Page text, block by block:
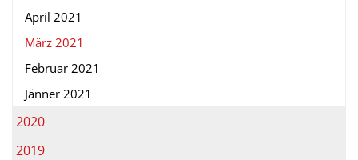
April 2021
März 2021
Februar 2021
Jänner 2021
2020
2019